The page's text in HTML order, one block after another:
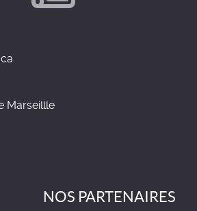
Marseillle
NOS PARTENAIRES